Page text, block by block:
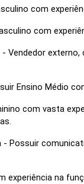
com
com
Vendedor
Ensino Médio
com vasta
Possuir
experiência na